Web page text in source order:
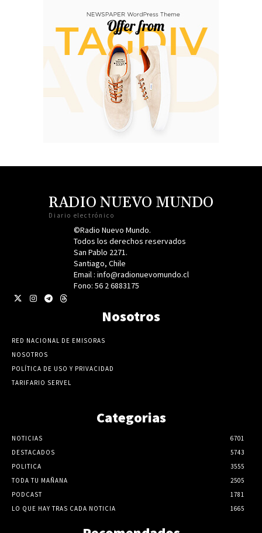
RADIO NUEVO MUNDO
Diario electrónico
©Radio Nuevo Mundo.
Todos los derechos reservados
San Pablo 2271.
Santiago, Chile
Email : info@radionuevomundo.cl
Fono: 56 2 6883175
Nosotros
RED NACIONAL DE EMISORAS
NOSOTROS
POLÍTICA DE USO Y PRIVACIDAD
TARIFARIO SERVEL
Categorias
NOTICIAS
6701
DESTACADOS
5743
POLITICA
3555
TODA TU MAÑANA
2505
PODCAST
1781
LO QUE HAY TRAS CADA NOTICIA
1665